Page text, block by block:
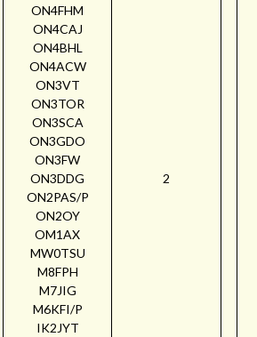
ON4FHM
ON4CAJ
ON4BHL
ON4ACW
ON3VT
ON3TOR
ON3SCA
ON3GDO
ON3FW
ON3DDG
ON2PAS/P
ON2OY
OM1AX
MW0TSU
M8FPH
M7JIG
M6KFI/P
IK2JYT
2